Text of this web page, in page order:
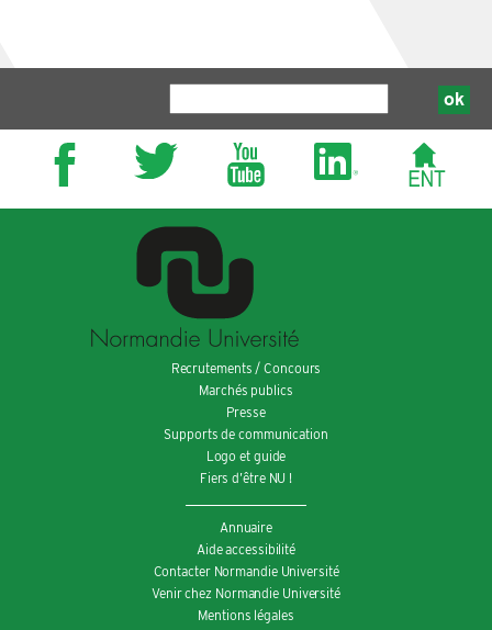
Recrutements / Concours
Marchés publics
Presse
Supports de communication
Logo et guide
Fiers d’être NU !
Annuaire
Aide accessibilité
Contacter Normandie Université
Venir chez Normandie Université
Mentions légales